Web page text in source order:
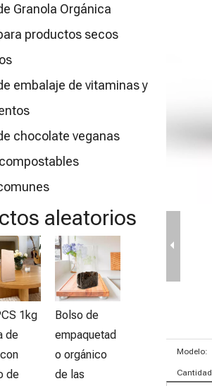
Granola Orgánica
productos secos
embalaje de vitaminas y
chocolate veganas
aleatorios
1kg
de
de
Bolso de
empaquetad
o orgánico
de las
Bolsa de
Modelo: